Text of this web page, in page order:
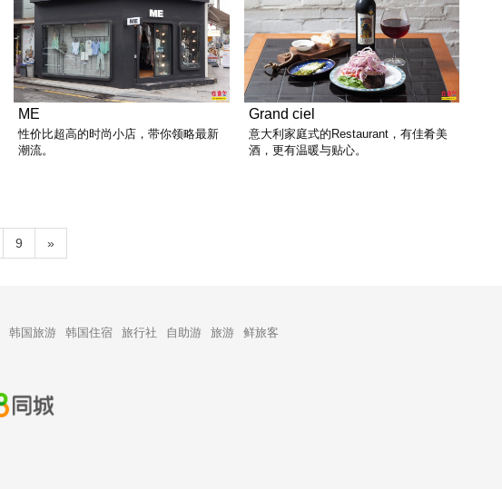
ME
性价比超高的时尚小店，带你领略最新
潮流。
Grand ciel
意大利家庭式的Restaurant，有佳肴美
酒，更有温暖与贴心。
9 »
韩国旅游 韩国住宿 旅行社 自助游 旅游
鲜旅客